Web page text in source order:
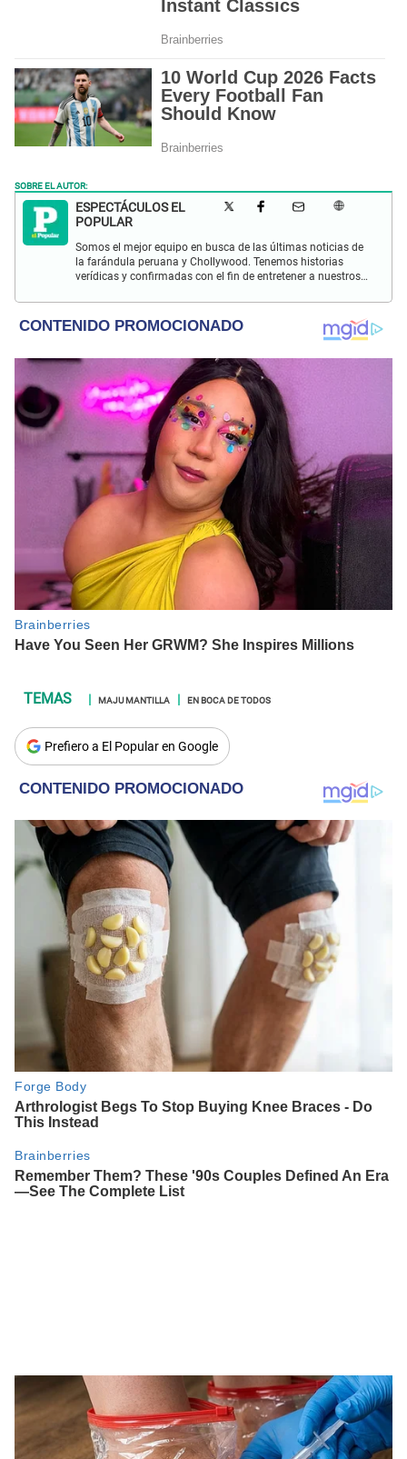
SOBRE EL AUTOR:
ESPECTÁCULOS EL
POPULAR
Somos el mejor equipo en busca de las últimas noticias de
la farándula peruana y Chollywood. Tenemos historias
verídicas y confirmadas con el fin de entretener a nuestros
MAJU MANTILLA EN BOCA DE TODOS
Prefiero a El Popular en Google